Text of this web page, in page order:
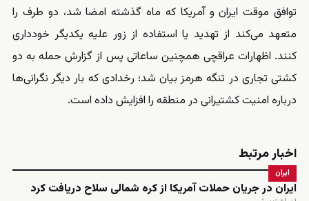
توافق موقت ایران و آمریکا که ماه گذشته امضا شد، دو طرف را
متعهد می‌کند از تهدید یا استفاده از زور علیه یکدیگر خودداری
کنند. اظهارات عراقچی همچنین ساعاتی پس از گزارش حمله به دو
کشتی تجاری در تنگه هرمز بیان شد؛ رخدادی که بار دیگر نگرانی‌ها
درباره امنیت کشتیرانی در منطقه را افزایش داده است.
اخبار مرتبط
ایران
ایران در جریان حملات آمریکا از کره شمالی سلاح دریافت کرد